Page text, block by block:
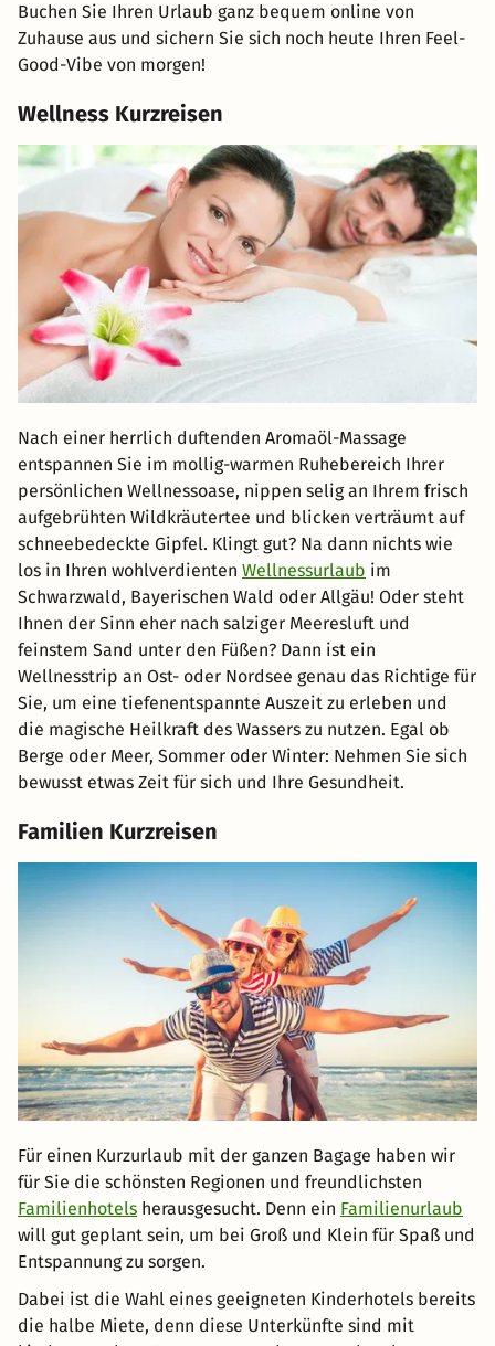
Buchen Sie Ihren Urlaub ganz bequem online von
Zuhause aus und sichern Sie sich noch heute Ihren Feel-
Good-Vibe von morgen!
Wellness Kurzreisen
Nach einer herrlich duftenden Aromaöl-Massage
entspannen Sie im mollig-warmen Ruhebereich Ihrer
persönlichen Wellnessoase, nippen selig an Ihrem frisch
aufgebrühten Wildkräutertee und blicken verträumt auf
schneebedeckte Gipfel. Klingt gut? Na dann nichts wie
los in Ihren wohlverdienten Wellnessurlaub im
Schwarzwald, Bayerischen Wald oder Allgäu! Oder steht
Ihnen der Sinn eher nach salziger Meeresluft und
feinstem Sand unter den Füßen? Dann ist ein
Wellnesstrip an Ost- oder Nordsee genau das Richtige für
Sie, um eine tiefenentspannte Auszeit zu erleben und
die magische Heilkraft des Wassers zu nutzen. Egal ob
Berge oder Meer, Sommer oder Winter: Nehmen Sie sich
bewusst etwas Zeit für sich und Ihre Gesundheit.
Familien Kurzreisen
Für einen Kurzurlaub mit der ganzen Bagage haben wir
für Sie die schönsten Regionen und freundlichsten
Familienhotels herausgesucht. Denn ein Familienurlaub
will gut geplant sein, um bei Groß und Klein für Spaß und
Entspannung zu sorgen.
Dabei ist die Wahl eines geeigneten Kinderhotels bereits
die halbe Miete, denn diese Unterkünfte sind mit